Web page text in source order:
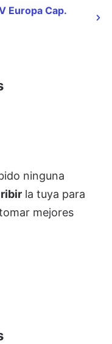
Europa Cap.
ninguna
la tuya para
mejores